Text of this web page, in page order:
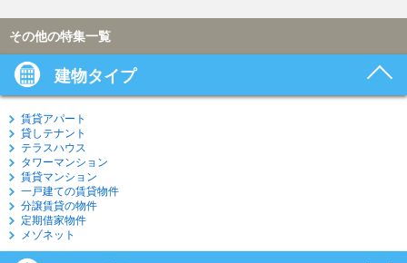
その他の特集一覧
建物タイプ
賃貸アパート
貸しテナント
テラスハウス
タワーマンション
賃貸マンション
一戸建ての賃貸物件
分譲賃貸の物件
定期借家物件
メゾネット